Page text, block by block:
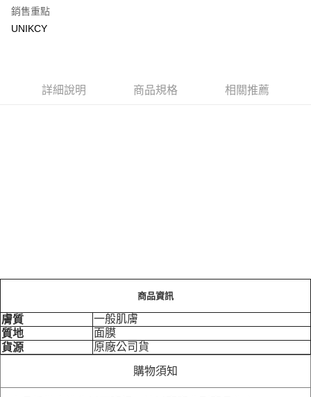
銷售重點
UNIKCY
詳細說明 商品規格 相關推薦
商品資訊
膚質
一般肌膚
質地
面膜
貨源
原廠公司貨
購物須知